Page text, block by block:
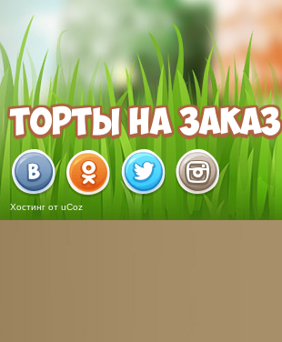
Торты на заказ
Хостинг отuCoz